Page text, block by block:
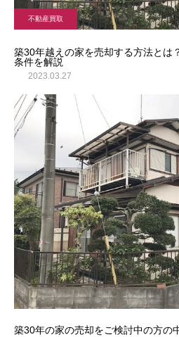
ウィズの利益還元
不動産買取
築30年越えの家を売却する方法とは
条件を解説
2023.03.27
築30年の家の売却をご検討中の方の